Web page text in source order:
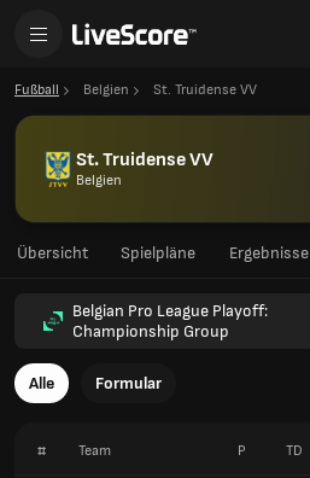
Fußball Belgien St. Truidense VV
St. Truidense VV
Belgien
Übersicht Spielpläne Ergebnisse
Belgian Pro League Playoff:
Championship Group
Alle Formular
# Team P TD